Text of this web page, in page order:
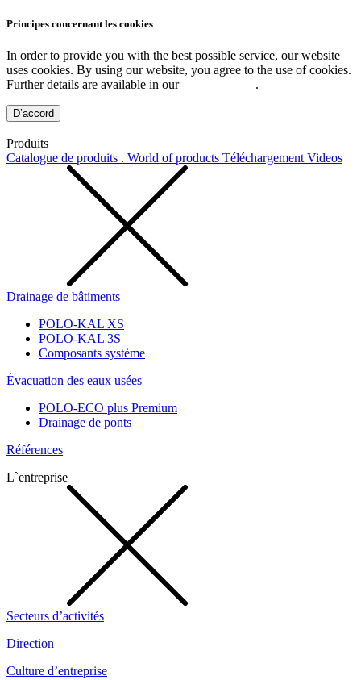
Principes concernant les cookies
In order to provide you with the best possible service, our website
uses cookies. By using our website, you agree to the use of cookies.
Further details are available in our
.
D’accord
Produits
Catalogue de produits . World of products Téléchargement Videos
Drainage de bâtiments
POLO-KAL XS
POLO-KAL 3S
Composants système
Évacuation des eaux usées
POLO-ECO plus Premium
Drainage de ponts
Références
L`entreprise
Secteurs d’activités
Direction
Culture d’entreprise